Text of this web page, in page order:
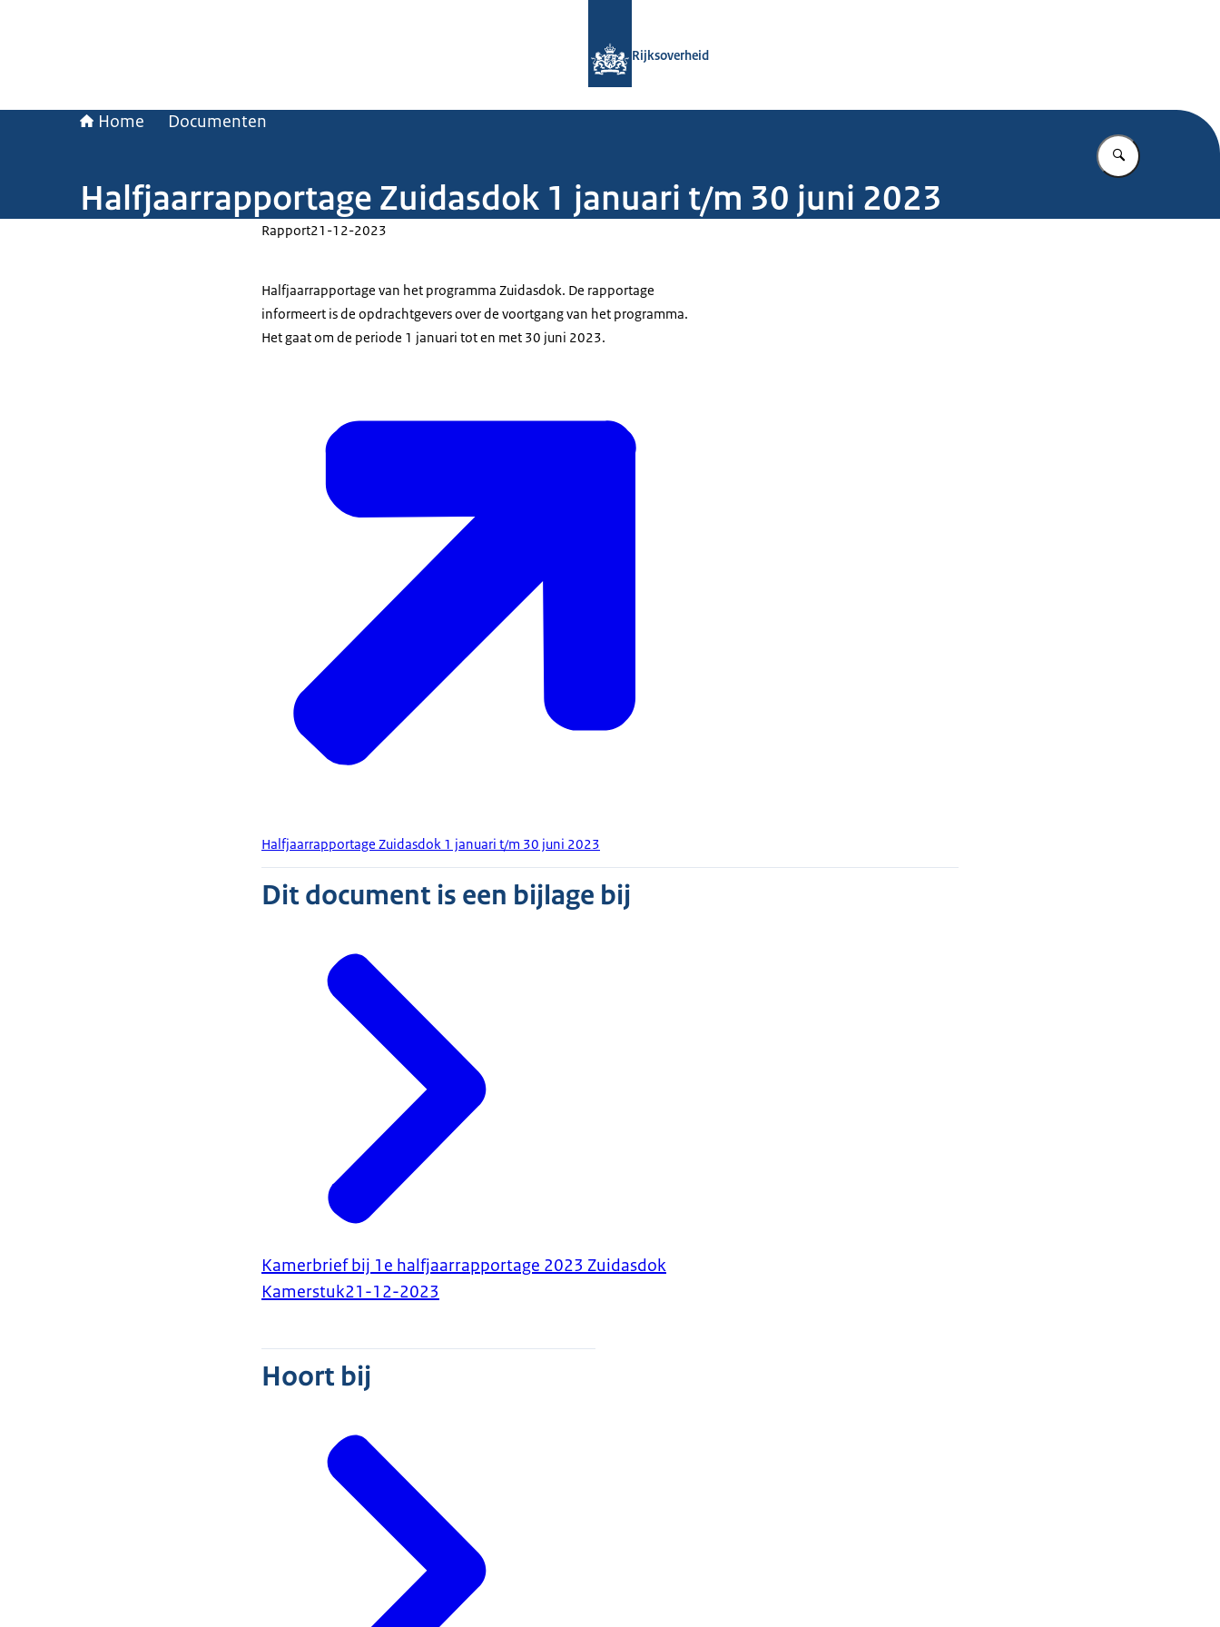
Rijksoverheid
Home Documenten
Vul in wat u
Halfjaarrapportage Zuidasdok 1 januari t/m 30 juni 2023
Rapport21-12-2023
Halfjaarrapportage van het programma Zuidasdok. De rapportage
informeert is de opdrachtgevers over de voortgang van het programma.
Het gaat om de periode 1 januari tot en met 30 juni 2023.
Halfjaarrapportage Zuidasdok 1 januari t/m 30 juni 2023
Dit document is een bijlage bij
Kamerbrief bij 1e halfjaarrapportage 2023 Zuidasdok
Kamerstuk21-12-2023
Hoort bij